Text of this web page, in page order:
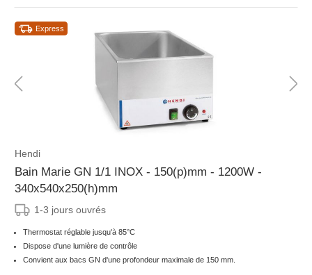
Express
Hendi
Bain Marie GN 1/1 INOX - 150(p)mm - 1200W -
340x540x250(h)mm
1-3 jours ouvrés
Thermostat réglable jusqu'à 85°C
Dispose d'une lumière de contrôle
Convient aux bacs GN d'une profondeur maximale de 150 mm.